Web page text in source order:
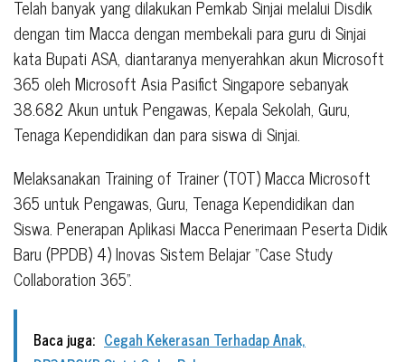
Telah banyak yang dilakukan Pemkab Sinjai melalui Disdik
dengan tim Macca dengan membekali para guru di Sinjai
kata Bupati ASA, diantaranya menyerahkan akun Microsoft
365 oleh Microsoft Asia Pasifict Singapore sebanyak
38.682 Akun untuk Pengawas, Kepala Sekolah, Guru,
Tenaga Kependidikan dan para siswa di Sinjai.
Melaksanakan Training of Trainer (TOT) Macca Microsoft
365 untuk Pengawas, Guru, Tenaga Kependidikan dan
Siswa. Penerapan Aplikasi Macca Penerimaan Peserta Didik
Baru (PPDB) 4) Inovas Sistem Belajar “Case Study
Collaboration 365”.
Baca juga: Cegah Kekerasan Terhadap Anak,